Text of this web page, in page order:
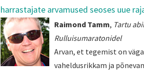
harrastajate arvamused seoses uue
Raimond Tamm, Tartu
Rulluisumaratonidel
Arvan, et tegemist on
vaheldusrikkam ja